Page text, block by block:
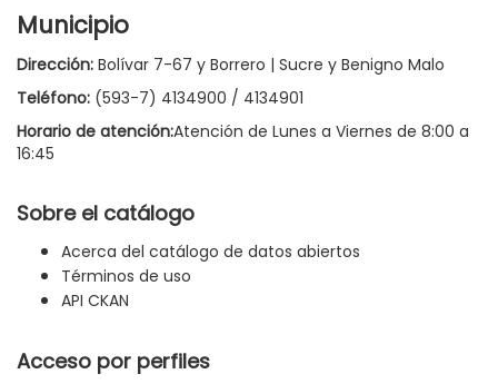
Municipio
Dirección: Bolívar 7-67 y Borrero | Sucre y Benigno Malo
Teléfono: (593-7) 4134900 / 4134901
Horario de atención:Atención de Lunes a Viernes de 8:00 a
16:45
Sobre el catálogo
Acerca del catálogo de datos abiertos
Términos de uso
API CKAN
Acceso por perfiles